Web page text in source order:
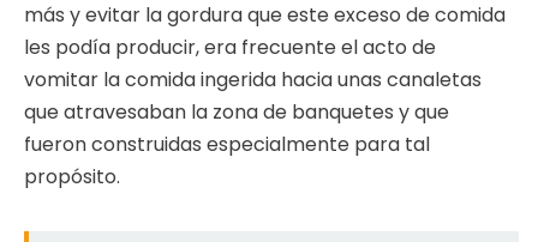
más y evitar la gordura que este exceso de comida
les podía producir, era frecuente el acto de
vomitar la comida ingerida hacia unas canaletas
que atravesaban la zona de banquetes y que
fueron construidas especialmente para tal
propósito.